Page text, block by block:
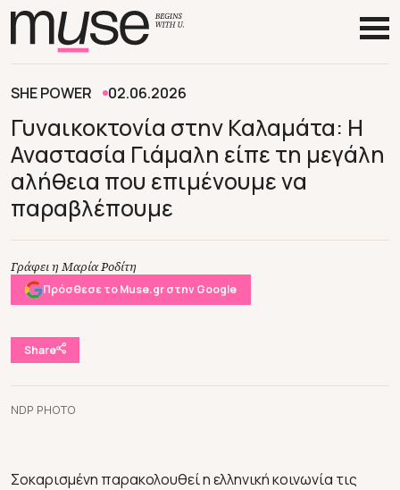
SHE POWER 02.06.2026
Γυναικοκτονία στην Καλαμάτα: Η
Αναστασία Γιάμαλη είπε τη μεγάλη
αλήθεια που επιμένουμε να
παραβλέπουμε
Γράφει η Μαρία Ροδίτη
Πρόσθεσε το Muse.gr στην Google
Share
NDP PHOTO
Σοκαρισμένη παρακολουθεί η ελληνική κοινωνία τις